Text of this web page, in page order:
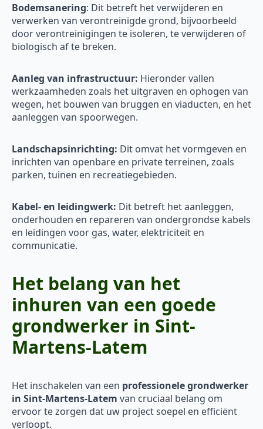
Bodemsanering: Dit betreft het verwijderen en
verwerken van verontreinigde grond, bijvoorbeeld
door verontreinigingen te isoleren, te verwijderen of
biologisch af te breken.
Aanleg van infrastructuur: Hieronder vallen
werkzaamheden zoals het uitgraven en ophogen van
wegen, het bouwen van bruggen en viaducten, en het
aanleggen van spoorwegen.
Landschapsinrichting: Dit omvat het vormgeven en
inrichten van openbare en private terreinen, zoals
parken, tuinen en recreatiegebieden.
Kabel- en leidingwerk: Dit betreft het aanleggen,
onderhouden en repareren van ondergrondse kabels
en leidingen voor gas, water, elektriciteit en
communicatie.
Het belang van het
inhuren van een goede
grondwerker in Sint-
Martens-Latem
Het inschakelen van een professionele grondwerker
in Sint-Martens-Latem van cruciaal belang om
ervoor te zorgen dat uw project soepel en efficiënt
verloopt.